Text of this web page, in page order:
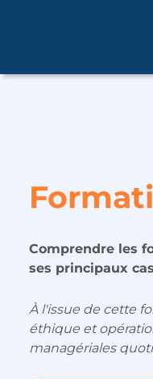
Comprendre les
ses principaux
À l'issue de cette
éthique et
managériales